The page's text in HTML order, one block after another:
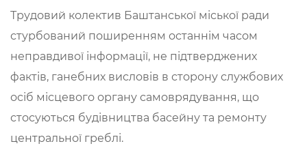
Трудовий колектив Баштанської міської ради
стурбований поширенням останнім часом
неправдивої інформації, не підтверджених
фактів, ганебних висловів в сторону службових
осіб місцевого органу самоврядування, що
стосуються будівництва басейну та ремонту
центральної греблі.